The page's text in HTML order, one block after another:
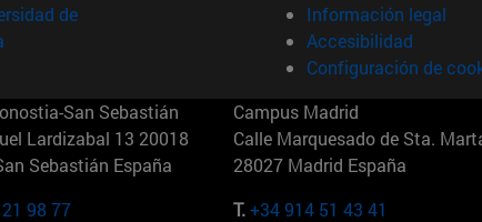
de
Información legal
Accesibilidad
Configuración de
San Sebastián
Lardizabal 13 20018
Sebastián España
98 77
Campus Madrid
Calle Marquesado de Sta.
28027 Madrid España
T.+34 914 51 43 41